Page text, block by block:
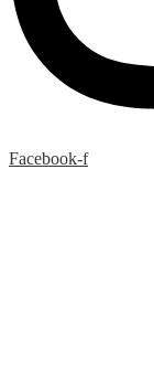
Facebook-f